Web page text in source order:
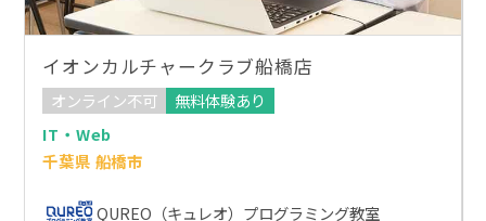
イオンカルチャークラブ船橋店
オンライン不可
無料体験あり
IT・Web
千葉県 船橋市
QUREO（キュレオ）プログラミング教室